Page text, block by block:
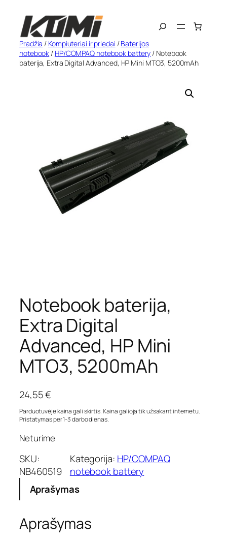
turinio
Search
Pradžia / Kompiuteriai ir priedai /Baterijos
notebook / HP/COMPAQ notebook battery / Notebook
baterija, Extra Digital Advanced, HP Mini MTO3, 5200mAh
Notebook baterija,
Extra Digital
Advanced, HP Mini
MTO3, 5200mAh
24,55€
Parduotuvėje kaina gali skirtis. Kaina galioja tik užsakant internetu.
Pristatymas per 1-3 darbo dienas.
Neturime
SKU:
NB460519
Kategorija: HP/COMPAQ
notebook battery
Aprašymas
Aprašymas